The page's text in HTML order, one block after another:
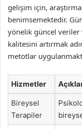
gelişim için,
benimsemektedir.
yönelik güncel
kalitesini artırmak
metotlar
Hizmetler
Bireysel
Terapiler